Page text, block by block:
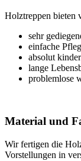
Holztreppen bieten
sehr
einfache
absolut
lange
problemlose
Material und
Wir fertigen die
Vorstellungen in